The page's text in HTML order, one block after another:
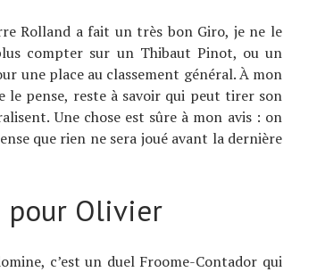
Rolland a fait un très bon Giro, je ne le
compter sur un Thibaut Pinot, ou un
une place au classement général. À mon
le pense, reste à savoir qui peut tirer son
Une chose est sûre à mon avis : on
que rien ne sera joué avant la dernière
pour Olivier
c’est un duel Froome-Contador qui